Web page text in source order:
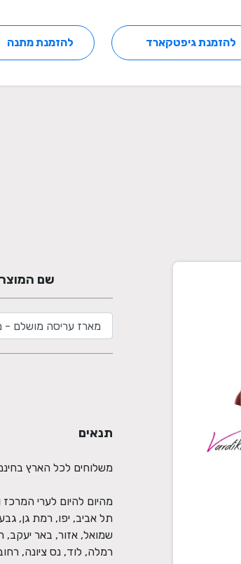
להזמנת גיפטקארד להזמנת מתנה
שם
תנאים
תל אביב, יפו, רמת גן,
שמואל, אזור, באר יעקב,